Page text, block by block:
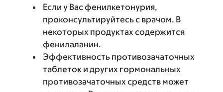
Если у Вас фенилкетонурия,
проконсультируйтесь с врачом. В
некоторых продуктах содержится
фенилаланин.
Эффективность противозачаточных
таблеток и других гормональных
противозачаточных средств может